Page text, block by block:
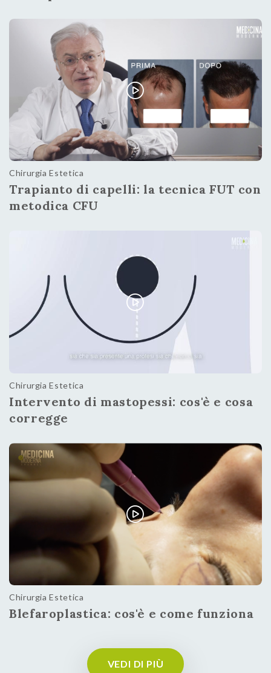
Chirurgia Estetica
Trapianto di capelli: la tecnica FUT con
metodica CFU
Chirurgia Estetica
Intervento di mastopessi: cos'è e cosa
corregge
Chirurgia Estetica
Blefaroplastica: cos'è e come funziona
VEDI DI PIÙ